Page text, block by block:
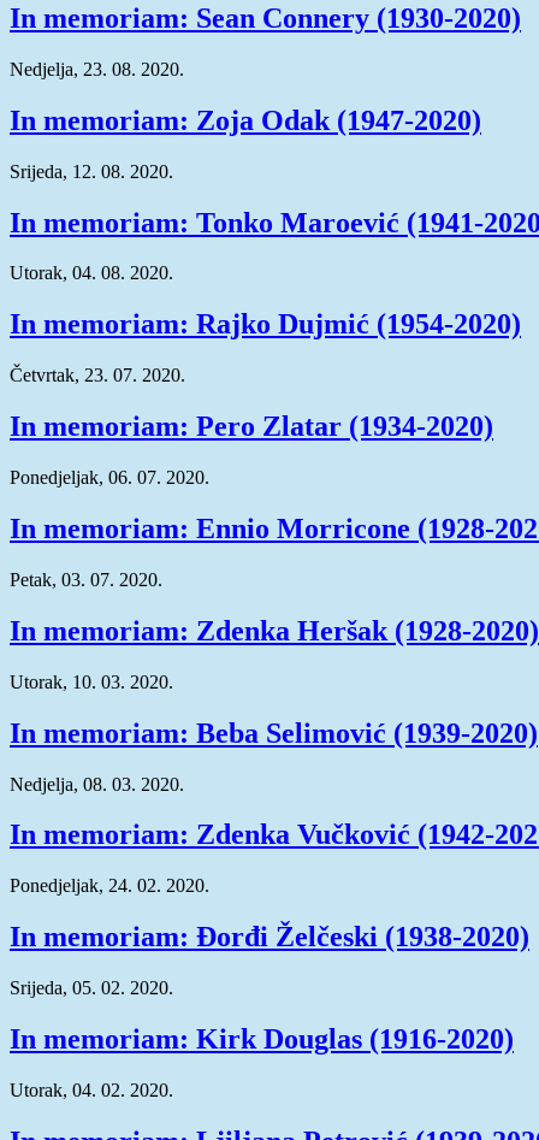
In memoriam: Sean Connery (1930-2020)
Nedjelja, 23. 08. 2020.
In memoriam: Zoja Odak (1947-2020)
Srijeda, 12. 08. 2020.
In memoriam: Tonko Maroević (1941-
Utorak, 04. 08. 2020.
In memoriam: Rajko Dujmić (1954-2020)
Četvrtak, 23. 07. 2020.
In memoriam: Pero Zlatar (1934-2020)
Ponedjeljak, 06. 07. 2020.
In memoriam: Ennio Morricone (1928-
Petak, 03. 07. 2020.
In memoriam: Zdenka Heršak (1928-2020)
Utorak, 10. 03. 2020.
In memoriam: Beba Selimović (1939-2020)
Nedjelja, 08. 03. 2020.
In memoriam: Zdenka Vučković (1942-
Ponedjeljak, 24. 02. 2020.
In memoriam: Đorđi Želčeski (1938-2020)
Srijeda, 05. 02. 2020.
In memoriam: Kirk Douglas (1916-2020)
Utorak, 04. 02. 2020.